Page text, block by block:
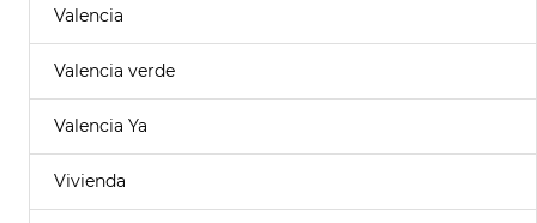
Valencia
Valencia verde
Valencia Ya
Vivienda